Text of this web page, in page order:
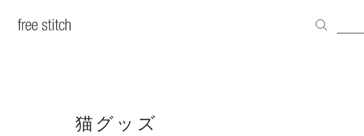
猫グッズ